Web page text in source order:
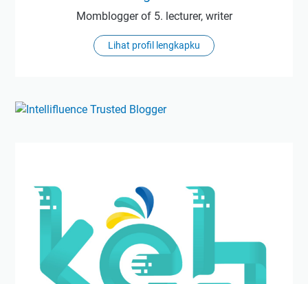
Momblogger of 5. lecturer, writer
Lihat profil lengkapku